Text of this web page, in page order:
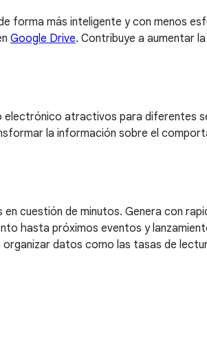
forma más inteligente y con menos
Google Drive. Contribuye a aumentar
atractivos para diferentes
la información sobre el
cuestión de minutos. Genera con
hasta próximos eventos y
organizar datos como las tasas de